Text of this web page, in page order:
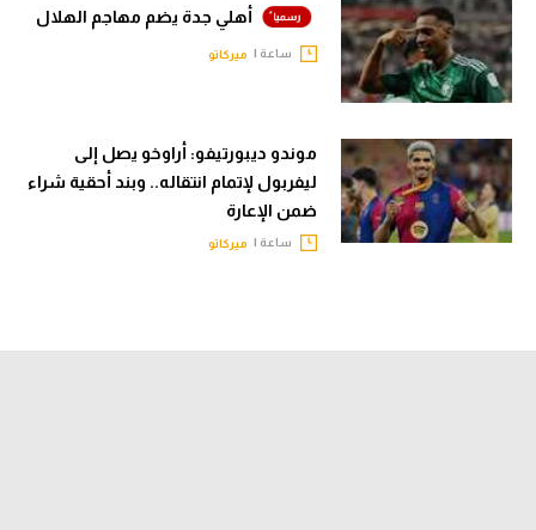
أهلي جدة يضم مهاجم الهلال
ساعة | ميركاتو
موندو ديبورتيفو: أراوخو يصل إلى
ليفربول لإتمام انتقاله.. وبند أحقية شراء
ضمن الإعارة
ساعة | ميركاتو